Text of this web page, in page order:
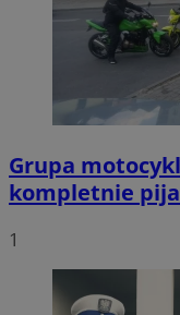
Grupa
kompletnie
1